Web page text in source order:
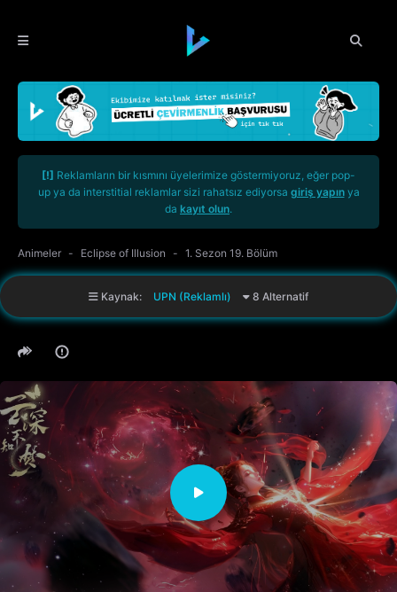
[!] Reklamların bir kısmını üyelerimize göstermiyoruz, eğer pop-
up ya da interstitial reklamlar sizi rahatsız ediyorsa giriş yapınya
da kayıt olun.
Animeler Eclipse of Illusion 1. Sezon 19. Bölüm
Kaynak: UPN (Reklamlı) 8 Alternatif